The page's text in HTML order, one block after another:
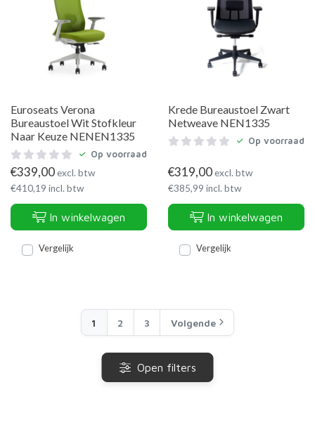
Euroseats Verona
Bureaustoel Wit Stofkleur
Naar Keuze NENEN1335
Op voorraad
€339,00excl. btw
€410,19 incl. btw
In winkelwagen
Vergelijk
Krede Bureaustoel Zwart
Netweave NEN1335
Op voorraad
€319,00excl. btw
€385,99 incl. btw
In winkelwagen
Vergelijk
1 2 3 Volgende
Open filters